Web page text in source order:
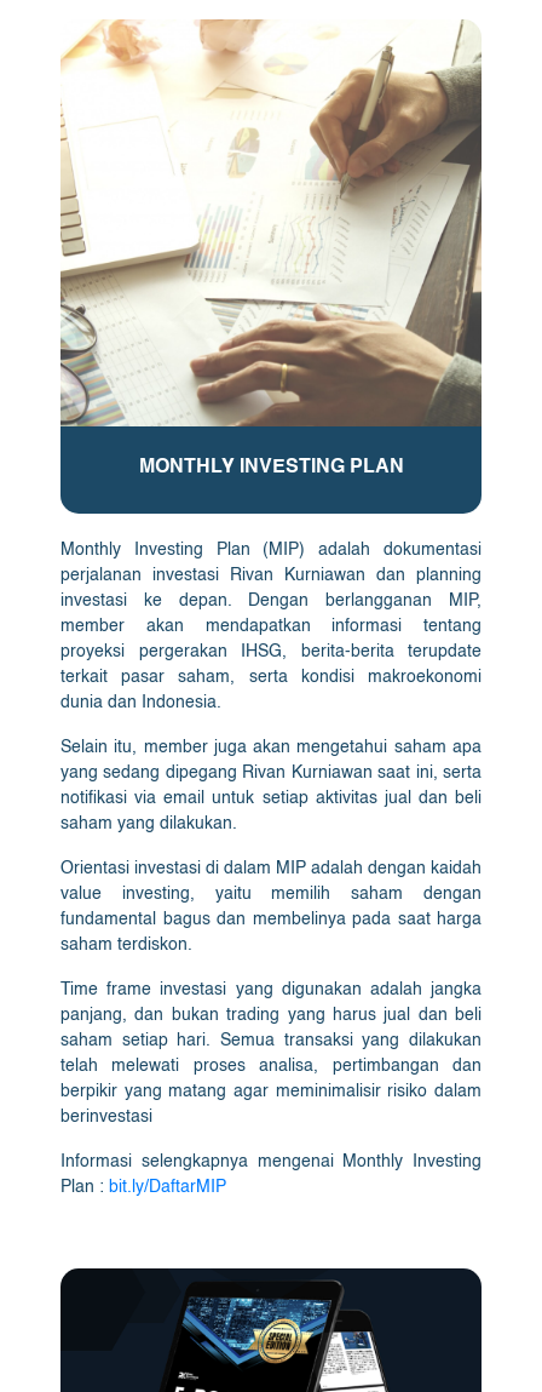
MONTHLY INVESTING PLAN
Monthly Investing Plan (MIP) adalah dokumentasi
perjalanan investasi Rivan Kurniawan dan planning
investasi ke depan. Dengan berlangganan MIP,
member akan mendapatkan informasi tentang
proyeksi pergerakan IHSG, berita-berita terupdate
terkait pasar saham, serta kondisi makroekonomi
dunia dan Indonesia.
Selain itu, member juga akan mengetahui saham apa
yang sedang dipegang Rivan Kurniawan saat ini, serta
notifikasi via email untuk setiap aktivitas jual dan beli
saham yang dilakukan.
Orientasi investasi di dalam MIP adalah dengan kaidah
value investing, yaitu memilih saham dengan
fundamental bagus dan membelinya pada saat harga
saham terdiskon.
Time frame investasi yang digunakan adalah jangka
panjang, dan bukan trading yang harus jual dan beli
saham setiap hari. Semua transaksi yang dilakukan
telah melewati proses analisa, pertimbangan dan
berpikir yang matang agar meminimalisir risiko dalam
berinvestasi
Informasi selengkapnya mengenai Monthly Investing
Plan : bit.ly/DaftarMIP